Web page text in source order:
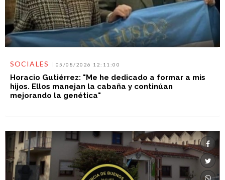
SOCIALES 05/08/2026 12:11:00
Horacio Gutiérrez: "Me he dedicado a formar a mis
hijos. Ellos manejan la cabaña y continúan
mejorando la genética"